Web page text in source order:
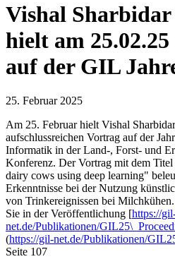
Vishal
hielt am
auf der GIL
25. Februar 2025
Am 25. Februar hielt Vishal
aufschlussreichen Vortrag auf der
Informatik in der Land-, Forst- und
Konferenz. Der Vortrag mit dem
dairy cows using deep learning"
Erkenntnisse bei der Nutzung
von Trinkereignissen bei
Sie in der Veröffentlichung [https://
net.de/Publikationen/
(https://gil-net.de/Publikationen/
Seite 107